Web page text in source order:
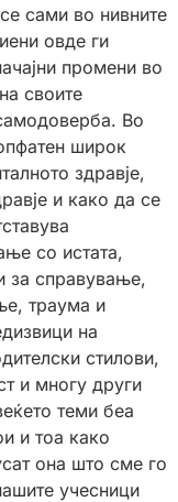
сами во нивните
овде ги
промени во
своите
Во
широк
здравје,
и како да се
со истата,
за справување,
траума и
на
стилови,
и многу други
теми беа
и тоа како
она што сме го
учесници